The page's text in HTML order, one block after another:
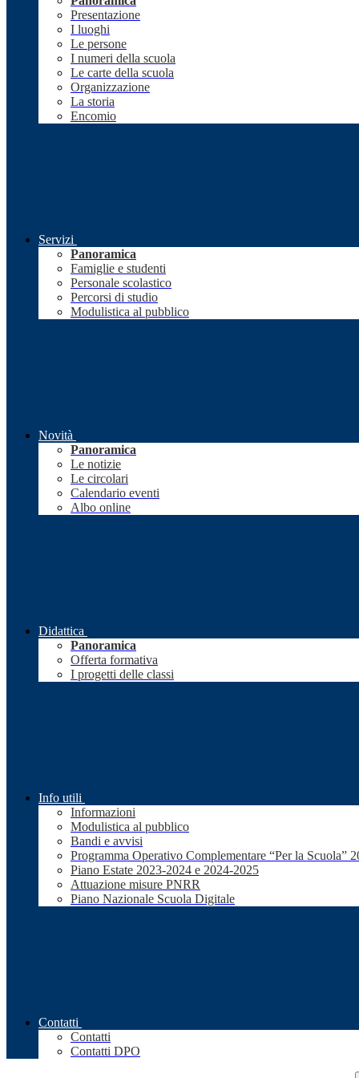
Presentazione
I luoghi
Le persone
I numeri della scuola
Le carte della scuola
Organizzazione
La storia
Encomio
Servizi
Panoramica
Famiglie e studenti
Personale scolastico
Percorsi di studio
Modulistica al pubblico
Novità
Panoramica
Le notizie
Le circolari
Calendario eventi
Albo online
Didattica
Panoramica
Offerta formativa
I progetti delle classi
Info utili
Informazioni
Modulistica al pubblico
Bandi e avvisi
Programma Operativo Complementare “Per la Scuola”
Piano Estate 2023-2024 e 2024-2025
Attuazione misure PNRR
Piano Nazionale Scuola Digitale
Contatti
Contatti
Contatti DPO